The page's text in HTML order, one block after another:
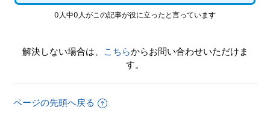
どはありますか
時プレイ可能でしょうか
0人中0人がこの記事が役に立ったと言っています
解決しない場合は、 こちらからお問い合わせいただけま
す。
ページの先頭へ戻る